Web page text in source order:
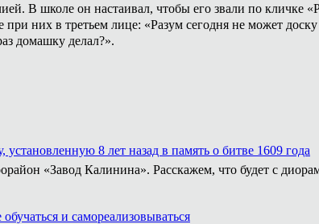
В школе он настаивал, чтобы его звали по кличке
при них в третьем лице: «Разум сегодня не может
домашку делал?».
8 лет назад в память о битве 1609 года
«Завод Калинина». Расскажем, что будет с
и самореализовываться